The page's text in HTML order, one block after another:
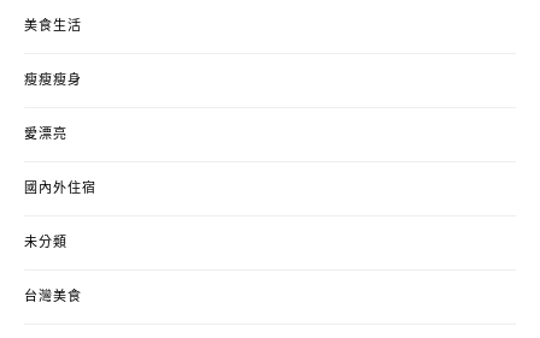
美食生活
瘦瘦瘦身
愛漂亮
國內外住宿
未分類
台灣美食